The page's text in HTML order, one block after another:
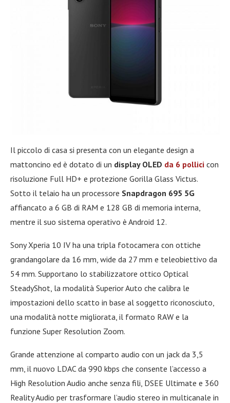
Il piccolo di casa si presenta con un elegante design a
mattoncino ed è dotato di un display OLED da 6 pollici con
risoluzione Full HD+ e protezione Gorilla Glass Victus.
Sotto il telaio ha un processore Snapdragon 695 5G
affiancato a 6 GB di RAM e 128 GB di memoria interna,
mentre il suo sistema operativo è Android 12.
Sony Xperia 10 IV ha una tripla fotocamera con ottiche
grandangolare da 16 mm, wide da 27 mm e teleobiettivo da
54 mm. Supportano lo stabilizzatore ottico Optical
SteadyShot, la modalità Superior Auto che calibra le
impostazioni dello scatto in base al soggetto riconosciuto,
una modalità notte migliorata, il formato RAW e la
funzione Super Resolution Zoom.
Grande attenzione al comparto audio con un jack da 3,5
mm, il nuovo LDAC da 990 kbps che consente l’accesso a
High Resolution Audio anche senza fili, DSEE Ultimate e 360
Reality Audio per trasformare l’audio stereo in multicanale in